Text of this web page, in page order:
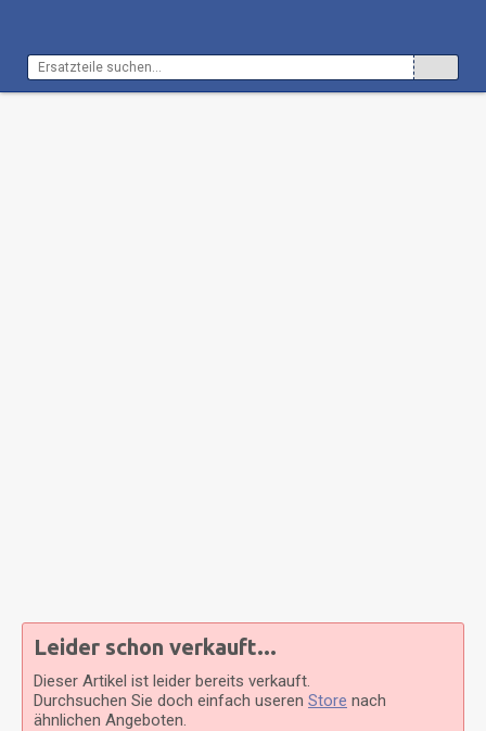
Leider schon verkauft...
Dieser Artikel ist leider bereits verkauft.
Durchsuchen Sie doch einfach useren Store nach
ähnlichen Angeboten.